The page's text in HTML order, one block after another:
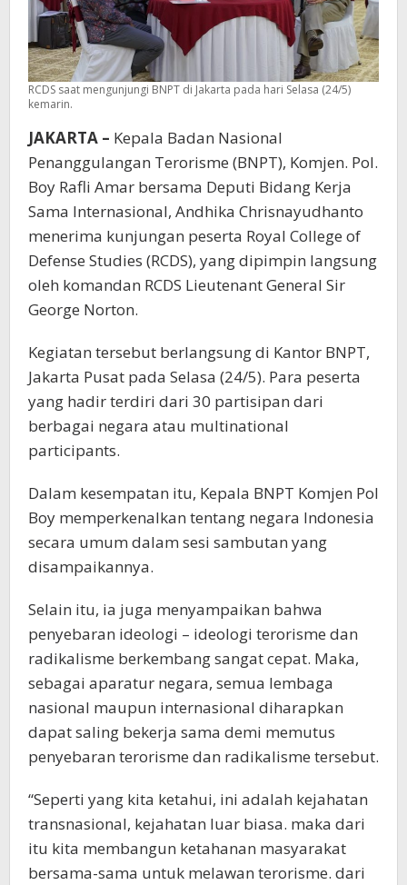
RCDS saat mengunjungi BNPT di Jakarta pada hari Selasa (24/5)
kemarin.
JAKARTA – Kepala Badan Nasional
Penanggulangan Terorisme (BNPT), Komjen. Pol.
Boy Rafli Amar bersama Deputi Bidang Kerja
Sama Internasional, Andhika Chrisnayudhanto
menerima kunjungan peserta Royal College of
Defense Studies (RCDS), yang dipimpin langsung
oleh komandan RCDS Lieutenant General Sir
George Norton.
Kegiatan tersebut berlangsung di Kantor BNPT,
Jakarta Pusat pada Selasa (24/5). Para peserta
yang hadir terdiri dari 30 partisipan dari
berbagai negara atau multinational
participants.
Dalam kesempatan itu, Kepala BNPT Komjen Pol
Boy memperkenalkan tentang negara Indonesia
secara umum dalam sesi sambutan yang
disampaikannya.
Selain itu, ia juga menyampaikan bahwa
penyebaran ideologi – ideologi terorisme dan
radikalisme berkembang sangat cepat. Maka,
sebagai aparatur negara, semua lembaga
nasional maupun internasional diharapkan
dapat saling bekerja sama demi memutus
penyebaran terorisme dan radikalisme tersebut.
“Seperti yang kita ketahui, ini adalah kejahatan
transnasional, kejahatan luar biasa. maka dari
itu kita membangun ketahanan masyarakat
bersama-sama untuk melawan terorisme. dari